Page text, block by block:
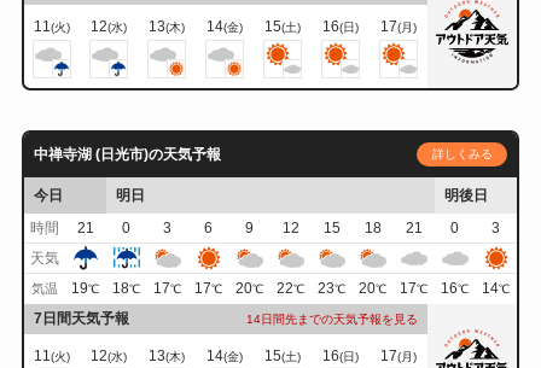
11(火) 12(水) 13(木) 14(金) 15(土) 16(日) 17(月)
中禅寺湖 (日光市)の天気予報 詳しくみる
今日 明日
明後日
時間
21 0 3 6 9 12 15 18 21 0
3
天気
気温 19℃ 18℃ 17℃ 17℃ 20℃ 22℃ 23℃ 20℃ 17℃ 16℃ 14℃
7日間天気予報 14日間先までの天気予報を見る
11(火) 12(水) 13(木) 14(金) 15(土) 16(日) 17(月)